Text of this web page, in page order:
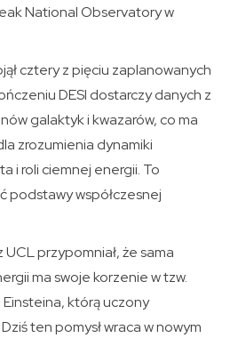
National Observatory w
cztery z pięciu zaplanowanych
DESI dostarczy danych z
galaktyk i kwazarów, co ma
zrozumienia dynamiki
i roli ciemnej energii. To
podstawy współczesnej
przypomniał, że sama
ma swoje korzenie w tzw.
którą uczony
ten pomysł wraca w nowym